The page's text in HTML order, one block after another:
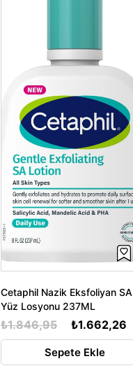
Cetaphil Nazik Eksfoliyan SA
Yüz Losyonu 237ML
₺1.662,26
₺1.846,95
Sepete Ekle